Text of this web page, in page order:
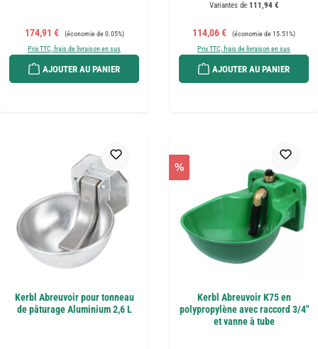
Prix de vente :
174,91 € Prix régulier :
(économie de 0.05%)
Prix TTC, frais de livraison en sus
AJOUTER AU PANIER
Variantes de111,94 €
Prix de vente :
114,06 € Prix régulier :
(économie de 15.51%)
Prix TTC, frais de livraison en sus
AJOUTER AU PANIER
Kerbl Abreuvoir pour tonneau
de pâturage Aluminium 2,6 L
%
Kerbl Abreuvoir K75 en
polypropylène avec raccord 3/4"
et vanne à tube